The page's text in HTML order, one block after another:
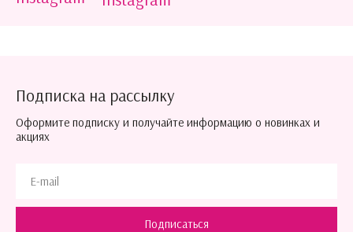
Подписка на рассылку
Оформите подписку и получайте информацию о новинках и
акциях
Подписаться